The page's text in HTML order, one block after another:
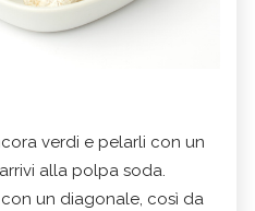
verdi e pelarli con un
alla polpa soda.
un diagonale, così da